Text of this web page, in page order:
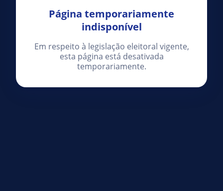
Página temporariamente
indisponível
Em respeito à legislação eleitoral vigente,
esta página está desativada
temporariamente.